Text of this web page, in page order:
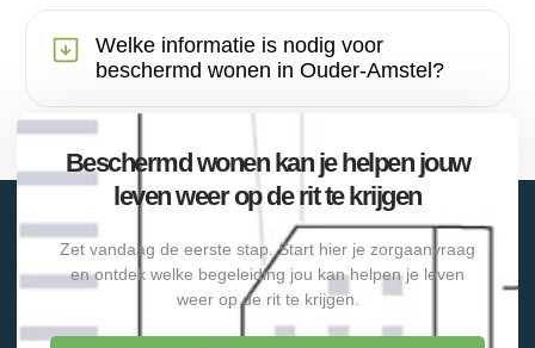
Welke informatie is nodig voor
beschermd wonen in Ouder-Amstel?
Beschermd wonen kan je helpen jouw
leven weer op de rit te krijgen
Zet vandaag de eerste stap. Start hier je zorgaanvraag
en ontdek welke begeleiding jou kan helpen je leven
weer op de rit te krijgen.